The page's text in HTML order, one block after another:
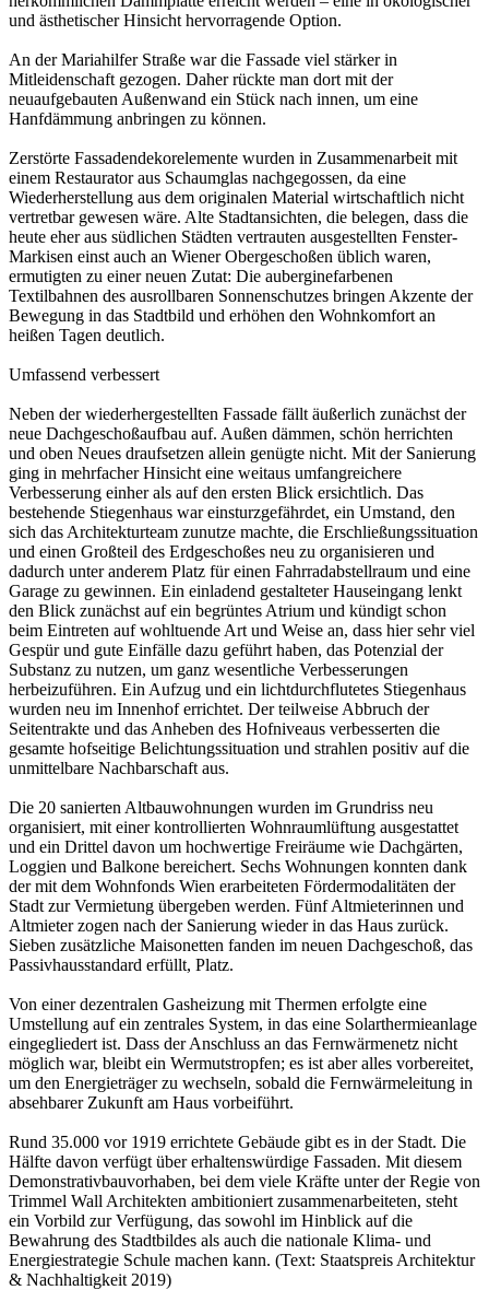
und ästhetischer Hinsicht hervorragende Option.
An der Mariahilfer Straße war die Fassade viel stärker in
Mitleidenschaft gezogen. Daher rückte man dort mit der
neuaufgebauten Außenwand ein Stück nach innen, um eine
Hanfdämmung anbringen zu können.
Zerstörte Fassadendekorelemente wurden in Zusammenarbeit mit
einem Restaurator aus Schaumglas nachgegossen, da eine
Wiederherstellung aus dem originalen Material wirtschaftlich nicht
vertretbar gewesen wäre. Alte Stadtansichten, die belegen, dass die
heute eher aus südlichen Städten vertrauten ausgestellten Fenster-
Markisen einst auch an Wiener Obergeschoßen üblich waren,
ermutigten zu einer neuen Zutat: Die auberginefarbenen
Textilbahnen des ausrollbaren Sonnenschutzes bringen Akzente der
Bewegung in das Stadtbild und erhöhen den Wohnkomfort an
heißen Tagen deutlich.
Umfassend verbessert
Neben der wiederhergestellten Fassade fällt äußerlich zunächst der
neue Dachgeschoßaufbau auf. Außen dämmen, schön herrichten
und oben Neues draufsetzen allein genügte nicht. Mit der Sanierung
ging in mehrfacher Hinsicht eine weitaus umfangreichere
Verbesserung einher als auf den ersten Blick ersichtlich. Das
bestehende Stiegenhaus war einsturzgefährdet, ein Umstand, den
sich das Architekturteam zunutze machte, die Erschließungssituation
und einen Großteil des Erdgeschoßes neu zu organisieren und
dadurch unter anderem Platz für einen Fahrradabstellraum und eine
Garage zu gewinnen. Ein einladend gestalteter Hauseingang lenkt
den Blick zunächst auf ein begrüntes Atrium und kündigt schon
beim Eintreten auf wohltuende Art und Weise an, dass hier sehr viel
Gespür und gute Einfälle dazu geführt haben, das Potenzial der
Substanz zu nutzen, um ganz wesentliche Verbesserungen
herbeizuführen. Ein Aufzug und ein lichtdurchflutetes Stiegenhaus
wurden neu im Innenhof errichtet. Der teilweise Abbruch der
Seitentrakte und das Anheben des Hofniveaus verbesserten die
gesamte hofseitige Belichtungssituation und strahlen positiv auf die
unmittelbare Nachbarschaft aus.
Die 20 sanierten Altbauwohnungen wurden im Grundriss neu
organisiert, mit einer kontrollierten Wohnraumlüftung ausgestattet
und ein Drittel davon um hochwertige Freiräume wie Dachgärten,
Loggien und Balkone bereichert. Sechs Wohnungen konnten dank
der mit dem Wohnfonds Wien erarbeiteten Fördermodalitäten der
Stadt zur Vermietung übergeben werden. Fünf Altmieterinnen und
Altmieter zogen nach der Sanierung wieder in das Haus zurück.
Sieben zusätzliche Maisonetten fanden im neuen Dachgeschoß, das
Passivhausstandard erfüllt, Platz.
Von einer dezentralen Gasheizung mit Thermen erfolgte eine
Umstellung auf ein zentrales System, in das eine Solarthermieanlage
eingegliedert ist. Dass der Anschluss an das Fernwärmenetz nicht
möglich war, bleibt ein Wermutstropfen; es ist aber alles vorbereitet,
um den Energieträger zu wechseln, sobald die Fernwärmeleitung in
absehbarer Zukunft am Haus vorbeiführt.
Rund 35.000 vor 1919 errichtete Gebäude gibt es in der Stadt. Die
Hälfte davon verfügt über erhaltenswürdige Fassaden. Mit diesem
Demonstrativbauvorhaben, bei dem viele Kräfte unter der Regie von
Trimmel Wall Architekten ambitioniert zusammenarbeiteten, steht
ein Vorbild zur Verfügung, das sowohl im Hinblick auf die
Bewahrung des Stadtbildes als auch die nationale Klima- und
Energiestrategie Schule machen kann. (Text: Staatspreis Architektur
& Nachhaltigkeit 2019)